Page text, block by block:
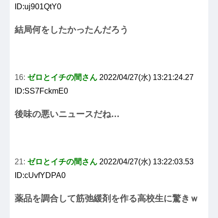
ID:uj901QtY0
結局何をしたかったんだろう
16: ゼロとイチの間さん 2022/04/27(水) 13:21:24.27
ID:SS7FckmE0
後味の悪いニュースだね…
21: ゼロとイチの間さん 2022/04/27(水) 13:22:03.53
ID:cUvfYDPA0
薬品を調合して筋弛緩剤を作る高校生に驚きｗ